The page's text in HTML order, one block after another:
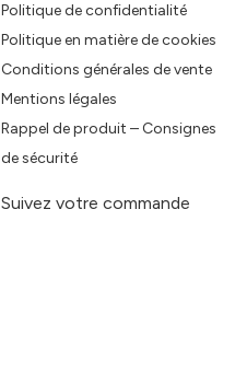
Politique de confidentialité
Politique en matière de cookies
Conditions générales de vente
Mentions légales
Rappel de produit – Consignes
de sécurité
Suivez votre commande